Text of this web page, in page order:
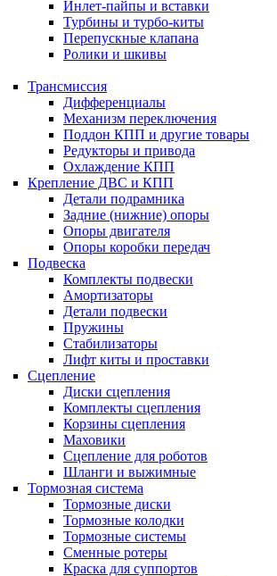
Инлет-пайпы и вставки
Турбины и турбо-киты
Перепускные клапана
Ролики и шкивы
Трансмиссия
Дифференциалы
Механизм переключения
Поддон КПП и другие товары
Редукторы и привода
Охлаждение КПП
Крепление ДВС и КПП
Детали подрамника
Задние (нижние) опоры
Опоры двигателя
Опоры коробки передач
Подвеска
Комплекты подвески
Амортизаторы
Детали подвески
Пружины
Стабилизаторы
Лифт киты и проставки
Сцепление
Диски сцепления
Комплекты сцепления
Корзины сцепления
Маховики
Сцепление для роботов
Шланги и выжимные
Тормозная система
Тормозные диски
Тормозные колодки
Тормозные системы
Сменные ротеры
Краска для суппортов